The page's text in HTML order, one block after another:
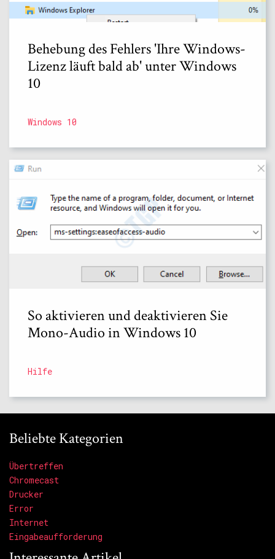
Behebung des Fehlers 'Ihre Windows-
Lizenz läuft bald ab' unter Windows
10
Windows 10
So aktivieren und deaktivieren Sie
Mono-Audio in Windows 10
Hilfe
Beliebte Kategorien
Übertreffen
Chromecast
Drucker
Error
Internet
Eingabeaufforderung